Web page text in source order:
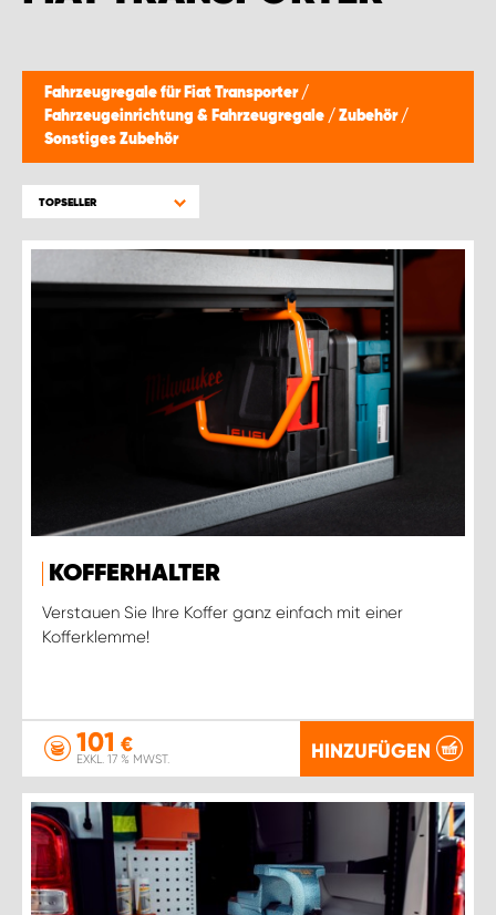
Fahrzeugregale für Fiat Transporter /
Fahrzeugeinrichtung & Fahrzeugregale / Zubehör /
Sonstiges Zubehör
TOPSELLER
KOFFERHALTER
Verstauen Sie Ihre Koffer ganz einfach mit einer
Kofferklemme!
101 €
EXKL. 17 % MWST. HINZUFÜGEN